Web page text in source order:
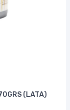
(LATA)